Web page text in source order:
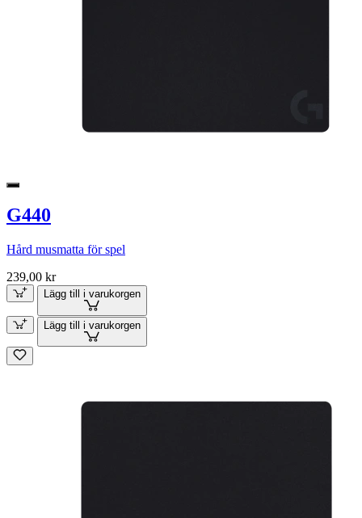
G440
Hård musmatta för spel
239,00 kr
Lägg till i varukorgen
Lägg till i varukorgen